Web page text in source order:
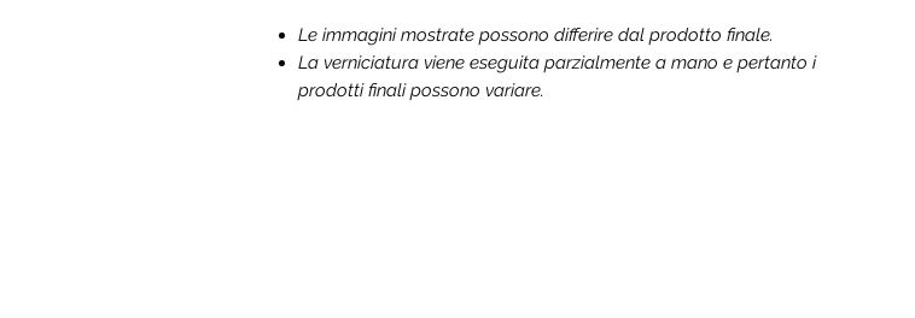
Le immagini mostrate possono differire dal prodotto finale.
La verniciatura viene eseguita parzialmente a mano e pertanto i
prodotti finali possono variare.